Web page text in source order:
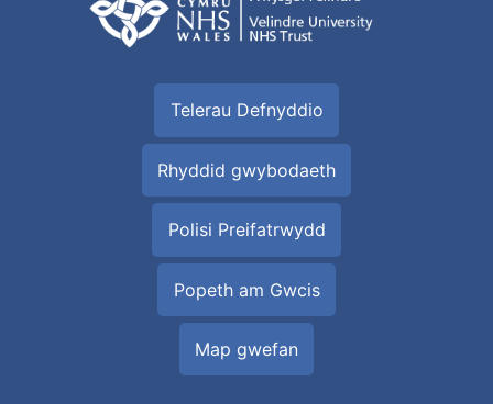
Telerau Defnyddio
Rhyddid gwybodaeth
Polisi Preifatrwydd
Popeth am Gwcis
Map gwefan